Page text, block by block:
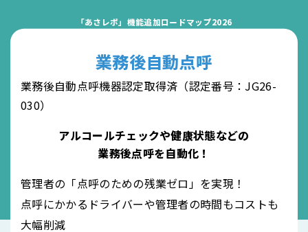
「あさレポ」機能追加ロードマップ2026
業務後自動点呼
業務後自動点呼機器認定取得済（認定番号：JG26-
030）
アルコールチェックや健康状態などの
業務後点呼を自動化！
管理者の「点呼のための残業ゼロ」を実現！
点呼にかかるドライバーや管理者の時間もコストも
大幅削減